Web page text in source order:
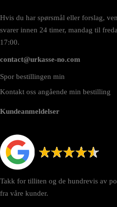
Hvis du har spørsmål eller forslag,
svarer innen 24 timer, mandag til
17:00.
contact@urkasse-no.com
Spor bestillingen min
Kontakt oss angående min bestilling
Kundeanmeldelser
Takk for tilliten og de hundrevis av
fra våre kunder.